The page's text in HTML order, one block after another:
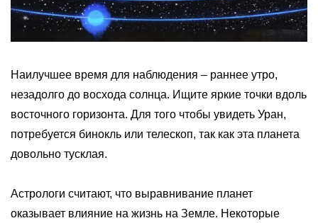
Наилучшее время для наблюдения – раннее утро,
незадолго до восхода солнца. Ищите яркие точки вдоль
восточного горизонта. Для того чтобы увидеть Уран,
потребуется бинокль или телескоп, так как эта планета
довольно тусклая.
Астрологи считают, что выравнивание планет
оказывает влияние на жизнь на Земле. Некоторые